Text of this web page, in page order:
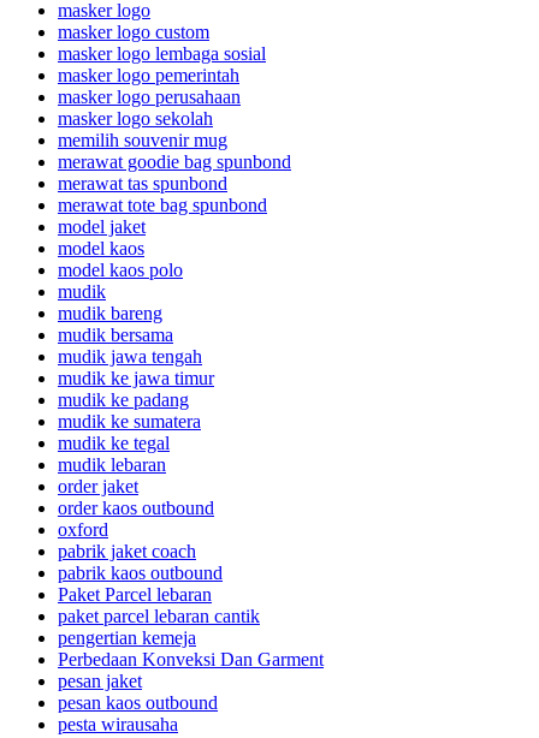
masker logo
masker logo custom
masker logo lembaga sosial
masker logo pemerintah
masker logo perusahaan
masker logo sekolah
memilih souvenir mug
merawat goodie bag spunbond
merawat tas spunbond
merawat tote bag spunbond
model jaket
model kaos
model kaos polo
mudik
mudik bareng
mudik bersama
mudik jawa tengah
mudik ke jawa timur
mudik ke padang
mudik ke sumatera
mudik ke tegal
mudik lebaran
order jaket
order kaos outbound
oxford
pabrik jaket coach
pabrik kaos outbound
Paket Parcel lebaran
paket parcel lebaran cantik
pengertian kemeja
Perbedaan Konveksi Dan Garment
pesan jaket
pesan kaos outbound
pesta wirausaha